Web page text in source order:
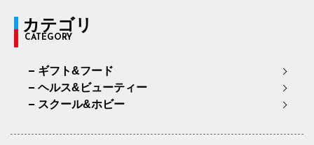
カテゴリ
CATEGORY
ギフト&フード
ヘルス&ビューティー
スクール&ホビー